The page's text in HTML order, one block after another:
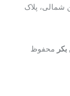
شمالی، پلاک
محفوظ